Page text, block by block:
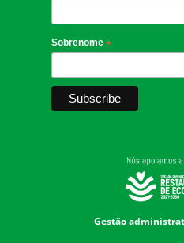
Sobrenome *
Gestão